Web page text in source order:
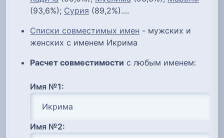
(93,6%); Сурия (89,2%)....
Списки совместимых имен - мужских и
женских с именем Икрима
Расчет совместимости с любым именем:
Имя №1:
Имя №2: